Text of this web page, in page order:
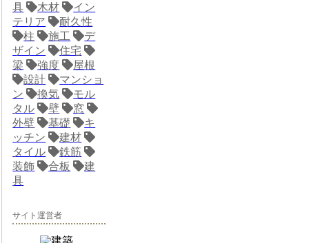
具
木材
イン
テリア
耐久性
柱
施工
デ
ザイン
住宅
梁
強度
屋根
設計
マンショ
ン
換気
モル
タル
壁
窓
外壁
基礎
キ
ッチン
建材
タイル
鉄筋
装飾
合板
建
具
サイト運営者